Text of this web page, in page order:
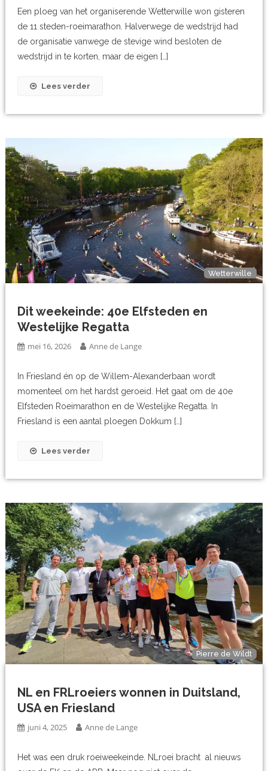
Een ploeg van het organiserende Wetterwille won gisteren
de 11 steden-roeimarathon. Halverwege de wedstrijd had
de organisatie vanwege de stevige wind besloten de
wedstrijd in te korten, maar de eigen […]
Lees verder
Wetterwille
Dit weekeinde: 40e Elfsteden en
Westelijke Regatta
mei 16, 2026 Anne de Lange
In Friesland én op de Willem-Alexanderbaan wordt
momenteel om het hardst geroeid. Het gaat om de 40e
Elfsteden Roeimarathon en de Westelijke Regatta. In
Friesland is een aantal ploegen Dokkum […]
Lees verder
Pierre de Wildt
NL en FRLroeiers wonnen in Duitsland,
USA en Friesland
juni 4, 2025 Anne de Lange
Het was een druk roeiweekeinde. NLroei bracht al nieuws